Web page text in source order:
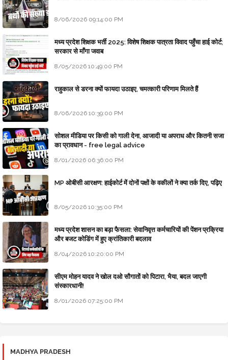
8/06/2026 09:14:00 PM
मध्य प्रदेश शिक्षक भर्ती 2025: विशेष शिक्षक पात्रता विवाद पहुँचा हाई कोर्ट;
सरकार से माँगा जवाब
8/05/2026 10:49:00 PM
राहुकाल से डरना क्यों फायदा उठाइए, चमत्कारी परिणाम मिलते हैं
8/06/2026 10:39:00 PM
सोशल मीडिया पर किसी को गाली देना, आजादी या अपराध और कितनी सजा
का प्रावधान - free legal advice
8/01/2026 06:36:00 PM
MP ओबीसी आरक्षण: हाईकोर्ट में दोनों पक्षों के वकीलों ने क्या तर्क दिए, पढ़िए
8/05/2026 10:35:00 PM
मध्य प्रदेश शासन का बड़ा फैसला: सेवानिवृत्त कर्मचारियों की पेंशन प्रक्रिया
और बजट कोडिंग में हुए क्रांतिकारी बदलाव
8/04/2026 10:20:00 PM
सीएम मोहन यादव ने खोल दओ सौगातों को पिटारा, भैया, बदल जाएगी
संस्कारधानी!
8/01/2026 07:25:00 PM
MADHYA PRADESH